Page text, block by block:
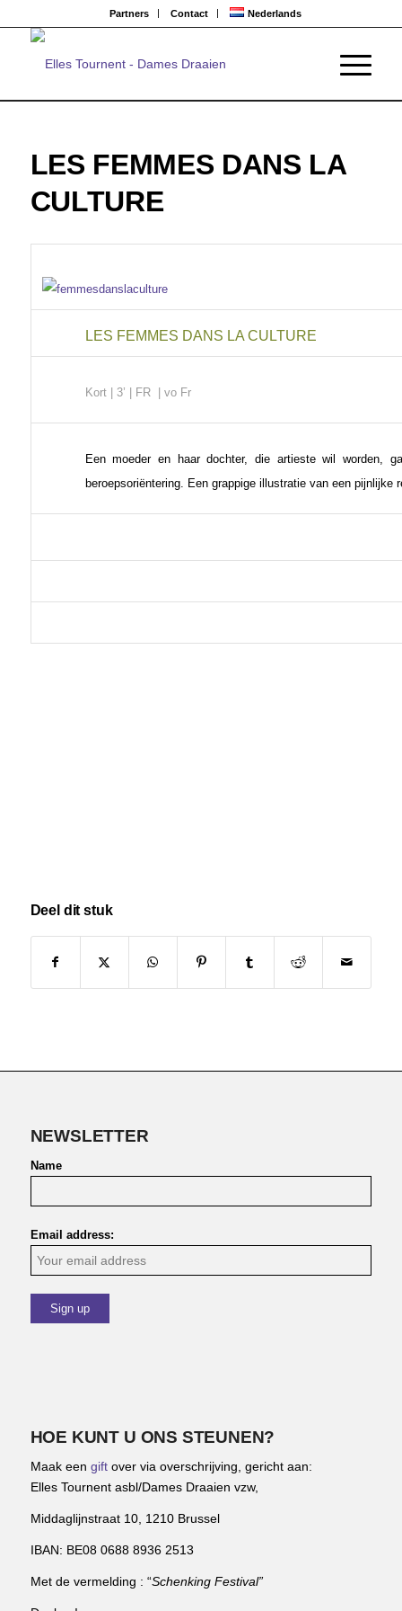
Partners Contact Nederlands
LES FEMMES DANS LA
CULTURE
LES FEMMES DANS LA CULTURE
Kort | 3’ | FR | vo Fr
Een moeder en haar dochter, die artieste wil worden,
beroepsoriëntering. Een grappige illustratie van een pijnlijke
Deel dit stuk
NEWSLETTER
Name
Email address:
HOE KUNT U ONS STEUNEN?
Maak een giftover via overschrijving, gericht aan:
Elles Tournent asbl/Dames Draaien vzw,
Middaglijnstraat 10, 1210 Brussel
IBAN: BE08 0688 8936 2513
Met de vermelding : “Schenking Festival”